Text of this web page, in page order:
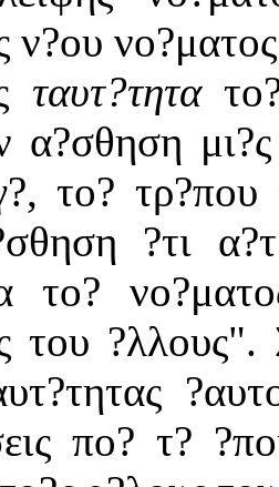
ν?ου
ταυτ?τητα
μι?ς
το? τρ?που
?τι
το?
του
πο? τ?